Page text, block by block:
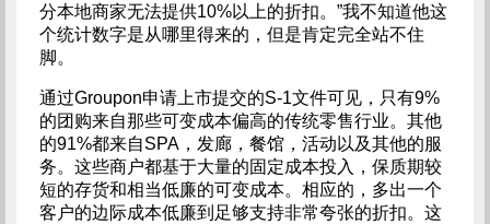
分本地商家无法提供10%以上的折扣。”我不知道他这
个统计数字是从哪里得来的，但是肯定完全站不住
脚。
通过Groupon申请上市提交的S-1文件可见，只有9%
的团购来自那些可变成本偏高的传统零售行业。其他
的91%都来自SPA，发廊，餐馆，活动以及其他的服
务。这些商户都基于大量的固定成本投入，保质期较
短的存货和相当低廉的可变成本。相应的，多出一个
客户的边际成本低廉到足够支持非常夸张的折扣。这